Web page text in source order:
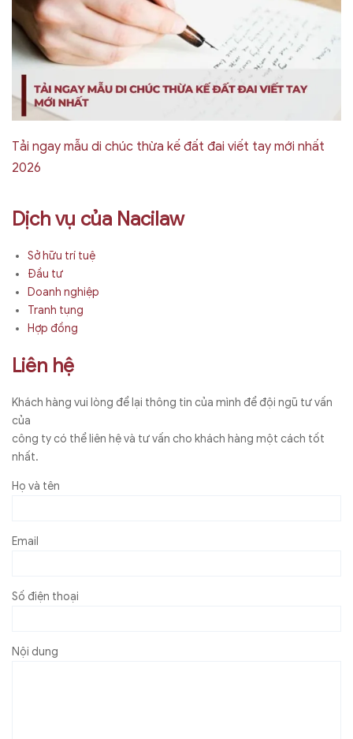
Tải ngay mẫu di chúc thừa kế đất đai viết tay mới nhất
2026
Dịch vụ của Nacilaw
Sở hữu trí tuệ
Đầu tư
Doanh nghiệp
Tranh tụng
Hợp đồng
Liên hệ
Khách hàng vui lòng để lại thông tin của mình để đội ngũ tư vấn
của
công ty có thể liên hệ và tư vấn cho khách hàng một cách tốt
nhất.
Họ và tên
Email
Số điện thoại
Nội dung